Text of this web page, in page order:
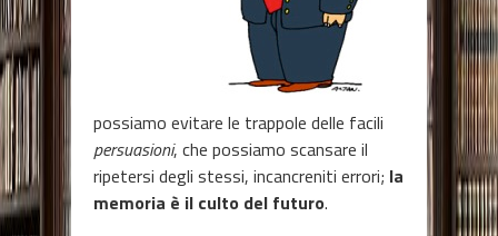
possiamo evitare le trappole delle facili
persuasioni, che possiamo scansare il
ripetersi degli stessi, incancreniti errori; la
memoria è il culto del futuro.